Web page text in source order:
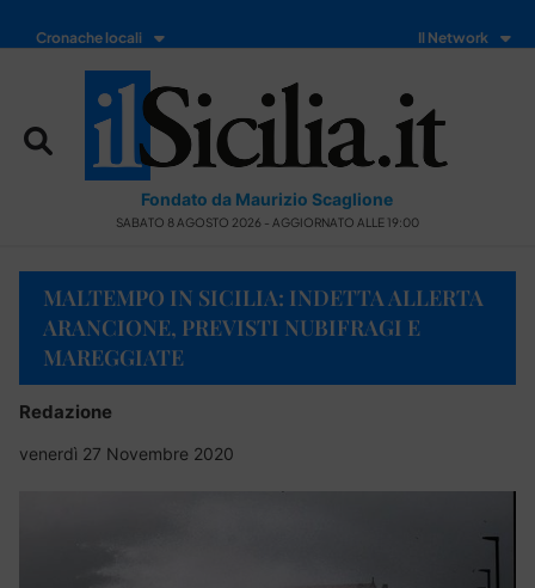
Cronache locali Il Network
Fondato da Maurizio Scaglione
SABATO 8 AGOSTO 2026 - AGGIORNATO ALLE 19:00
MALTEMPO IN SICILIA: INDETTA ALLERTA
ARANCIONE, PREVISTI NUBIFRAGI E
MAREGGIATE
Redazione
venerdì 27 Novembre 2020